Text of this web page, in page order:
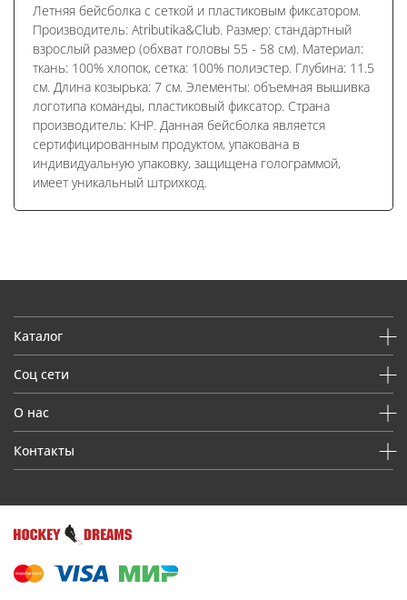
Летняя бейсболка с сеткой и пластиковым фиксатором.
Производитель: Atributika&Club. Размер: стандартный
взрослый размер (обхват головы 55 - 58 см). Материал:
ткань: 100% хлопок, сетка: 100% полиэстер. Глубина: 11.5
см. Длина козырька: 7 см. Элементы: объемная вышивка
логотипа команды, пластиковый фиксатор. Страна
производитель: КНР. Данная бейсболка является
сертифицированным продуктом, упакована в
индивидуальную упаковку, защищена голограммой,
имеет уникальный штрихкод.
Каталог
Соц сети
О нас
Контакты